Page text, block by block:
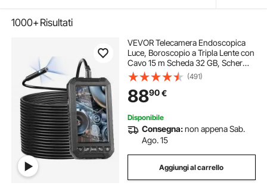
1000+Risultati
VEVOR Telecamera Endoscopica
Luce, Boroscopio a Tripla Lente con
Cavo 15 m Scheda 32 GB, Schermo
127 mm 1080P Luci LED,
Telecamera a Serpente
Impermeabile IP67, Idraulica
Telecamera per Ispezione
(491)
8890€
Disponibile
Consegna:non appena Sab.
Ago. 15
Aggiungi al carrello